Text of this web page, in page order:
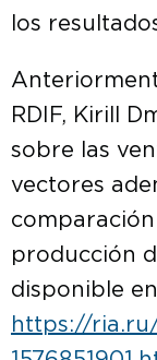
los
RDIF, Kirill
sobre las
vectores
producción
disponible
https://